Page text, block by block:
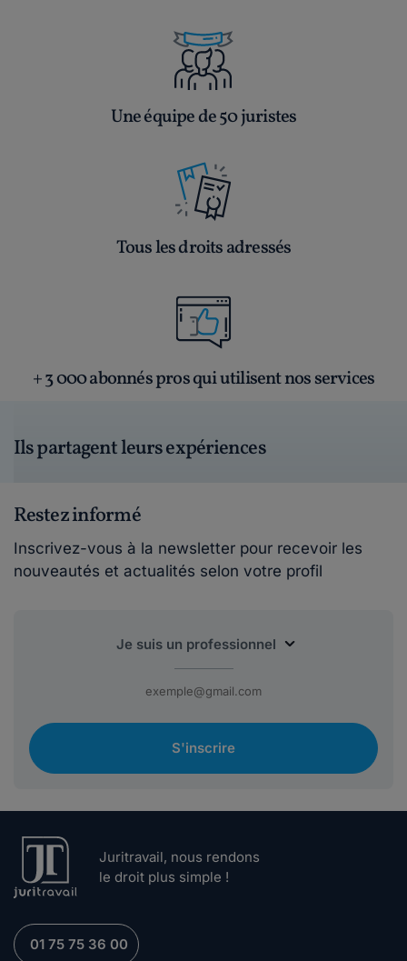
Une équipe de 50 juristes
Tous les droits adressés
+ 3 000 abonnés pros qui utilisent nos services
Ils partagent leurs expériences
Restez informé
Inscrivez-vous à la newsletter pour recevoir les
nouveautés et actualités selon votre profil
S'inscrire
Juritravail, nous rendons
le droit plus simple !
01 75 75 36 00